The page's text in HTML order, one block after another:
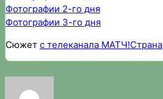
Фотографии 2-го дня
Фотографии 3-го дня
Сюжет с телеканала МАТЧ!Страна